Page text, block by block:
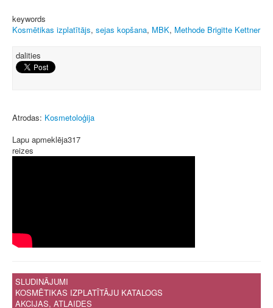
keywords
Kosmētikas izplatītājs, sejas kopšana, MBK, Methode Brigitte Kettner
dalities
Atrodas: Kosmetoloģija
Lapu apmeklēja317
reizes
SLUDINĀJUMI
KOSMĒTIKAS IZPLATĪTĀJU KATALOGS
AKCIJAS, ATLAIDES